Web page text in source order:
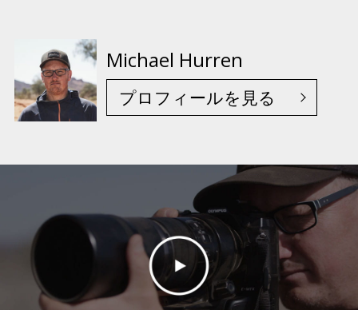
Michael Hurren
プロフィールを見る